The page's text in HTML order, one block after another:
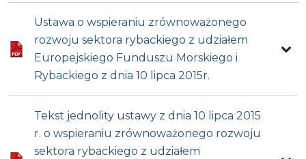
Ustawa o wspieraniu zrównoważonego
rozwoju sektora rybackiego z udziałem
Europejskiego Funduszu Morskiego i
Rybackiego z dnia 10 lipca 2015r.
Tekst jednolity ustawy z dnia 10 lipca 2015
r. o wspieraniu zrównoważonego rozwoju
sektora rybackiego z udziałem